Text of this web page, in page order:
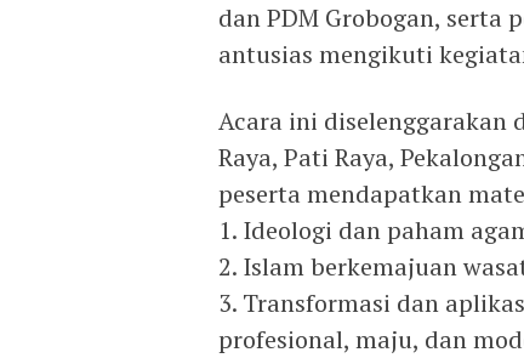
dan PDM Grobogan, serta
antusias mengikuti
Acara ini diselenggarakan
Raya, Pati Raya,
peserta mendapatkan
1. Ideologi dan paham
2. Islam berkemajuan
3. Transformasi dan
profesional, maju, dan